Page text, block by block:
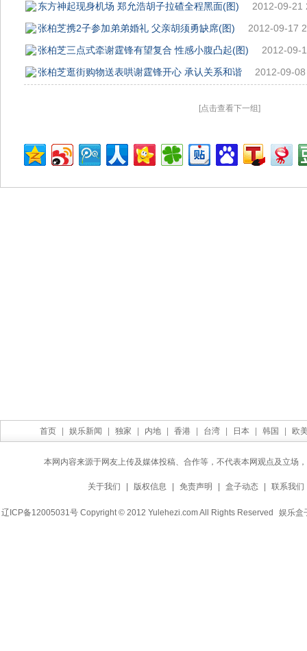
东方神起现身机场 郑允浩胡子拉碴全程黑面(图)
2012-09-21
张柏芝携2子参加弟弟婚礼 父亲胡须勇缺席(图)
2012-09-17
张柏芝三点式牵谢霆锋有望复合 性感小腹凸起(图)
2012-09-
张柏芝逛街购物送表哄谢霆锋开心 承认关系和谐
2012-09-
[点击查看下一组]
首页 娱乐新闻 独家 内地 香港 台湾 日本 韩国 欧
本网内容来源于网友上传及媒体投稿、合作等，不代表本网观点及立场
关于我们 版权信息 免责声明 盒子动态 联系我们
辽ICP备12005031号 Copyright © 2012 Yulehezi.com All Rights Reserved 娱乐盒